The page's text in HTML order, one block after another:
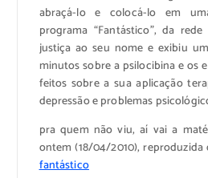
abraçá-lo e colocá-lo em
programa “Fantástico”, da
justiça ao seu nome e exibiu
minutos sobre a psilocibina e os
feitos sobre a sua aplicação
depressão e problemas
pra quem não viu, aí vai a
ontem (18/04/2010),
fantástico